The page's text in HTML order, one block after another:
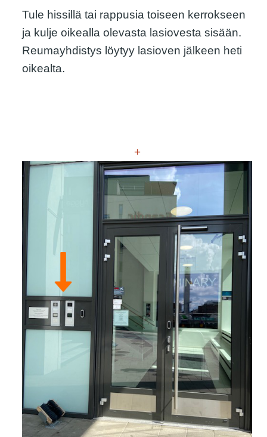
Tule hissillä tai rappusia toiseen kerrokseen
ja kulje oikealla olevasta lasiovesta sisään.
Reumayhdistys löytyy lasioven jälkeen heti
oikealta.
+